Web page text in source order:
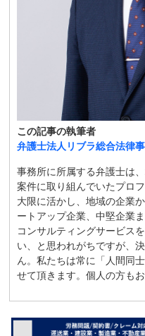
この記事の執筆者
弁護士法人リブラ総合法律
事務所に所属する弁護士は
案件に取り組んでいたプロ
大限に活かし、地域の企業
ートアップ企業、中堅企業
コンサルティングサービス
い、と思われがちですが、
ん。私たちは常に「人間同
せて頂きます。個人の方も